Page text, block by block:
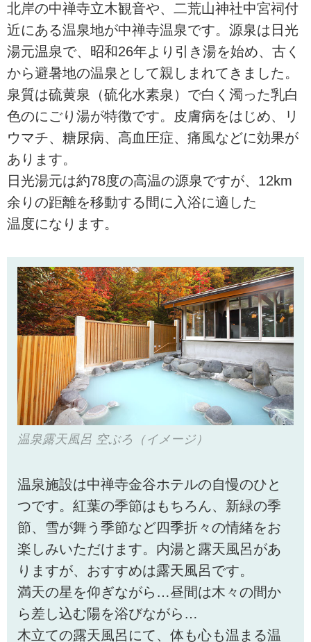
北岸の中禅寺立木観音や、二荒山神社中宮祠付
近にある温泉地が中禅寺温泉です。源泉は日光
湯元温泉で、昭和26年より引き湯を始め、古く
から避暑地の温泉として親しまれてきました。
泉質は硫黄泉（硫化水素泉）で白く濁った乳白
色のにごり湯が特徴です。皮膚病をはじめ、リ
ウマチ、糖尿病、高血圧症、痛風などに効果が
あります。
日光湯元は約78度の高温の源泉ですが、12km
余りの距離を移動する間に入浴に適した
温度になります。
温泉露天風呂 空ぶろ（イメージ）
温泉施設は中禅寺金谷ホテルの自慢のひと
つです。紅葉の季節はもちろん、新緑の季
節、雪が舞う季節など四季折々の情緒をお
楽しみいただけます。内湯と露天風呂があ
りますが、おすすめは露天風呂です。
満天の星を仰ぎながら…昼間は木々の間か
ら差し込む陽を浴びながら…
木立ての露天風呂にて、体も心も温まる温